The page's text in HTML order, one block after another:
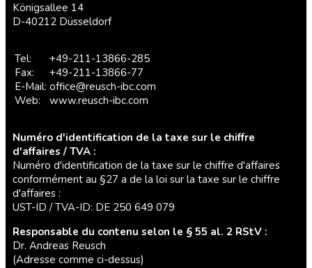
Königsallee 14
D-40212 Düsseldorf
Tel:
Fax:
E-Mail:
Web:
+49-211-13866-285
+49-211-13866-77
office@reusch-ibc.com
www.reusch-ibc.com
Numéro d'identification de la taxe sur le chiffre
d'affaires / TVA :
Numéro d'identification de la taxe sur le chiffre d'affaires
conformément au §27 a de la loi sur la taxe sur le chiffre
d'affaires :
UST-ID / TVA-ID: DE 250 649 079
Responsable du contenu selon le § 55 al. 2 RStV :
Dr. Andreas Reusch
(Adresse comme ci-dessus)